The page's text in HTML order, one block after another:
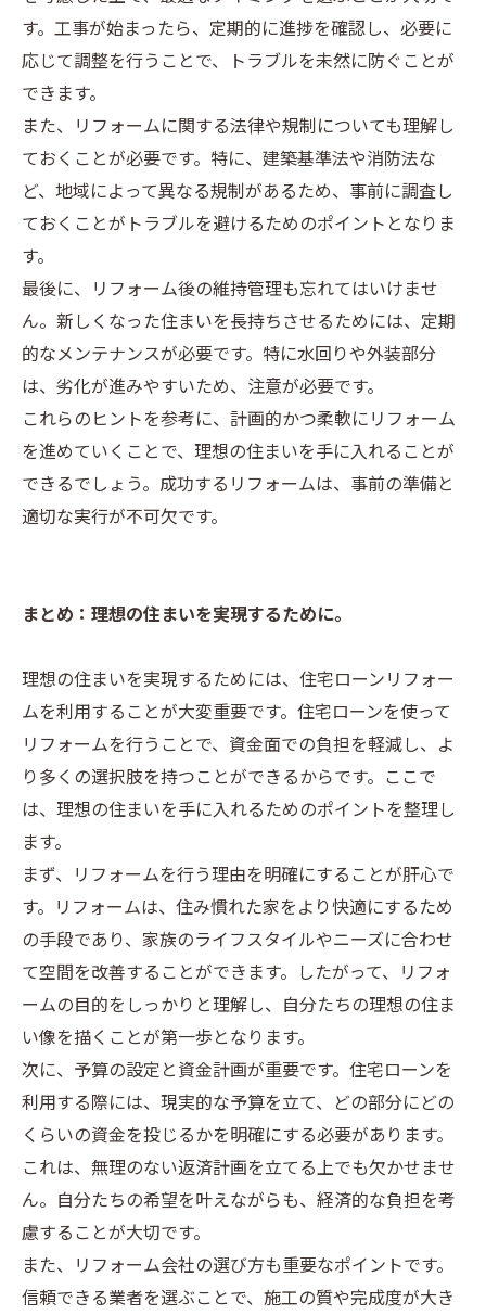
す。工事が始まったら、定期的に進捗を確認し、必要に
応じて調整を行うことで、トラブルを未然に防ぐことが
できます。
また、リフォームに関する法律や規制についても理解し
ておくことが必要です。特に、建築基準法や消防法な
ど、地域によって異なる規制があるため、事前に調査し
ておくことがトラブルを避けるためのポイントとなりま
す。
最後に、リフォーム後の維持管理も忘れてはいけませ
ん。新しくなった住まいを長持ちさせるためには、定期
的なメンテナンスが必要です。特に水回りや外装部分
は、劣化が進みやすいため、注意が必要です。
これらのヒントを参考に、計画的かつ柔軟にリフォーム
を進めていくことで、理想の住まいを手に入れることが
できるでしょう。成功するリフォームは、事前の準備と
適切な実行が不可欠です。
まとめ：理想の住まいを実現するために。
理想の住まいを実現するためには、住宅ローンリフォー
ムを利用することが大変重要です。住宅ローンを使って
リフォームを行うことで、資金面での負担を軽減し、よ
り多くの選択肢を持つことができるからです。ここで
は、理想の住まいを手に入れるためのポイントを整理し
ます。
まず、リフォームを行う理由を明確にすることが肝心で
す。リフォームは、住み慣れた家をより快適にするため
の手段であり、家族のライフスタイルやニーズに合わせ
て空間を改善することができます。したがって、リフォ
ームの目的をしっかりと理解し、自分たちの理想の住ま
い像を描くことが第一歩となります。
次に、予算の設定と資金計画が重要です。住宅ローンを
利用する際には、現実的な予算を立て、どの部分にどの
くらいの資金を投じるかを明確にする必要があります。
これは、無理のない返済計画を立てる上でも欠かせませ
ん。自分たちの希望を叶えながらも、経済的な負担を考
慮することが大切です。
また、リフォーム会社の選び方も重要なポイントです。
信頼できる業者を選ぶことで、施工の質や完成度が大き